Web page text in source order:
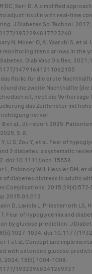
DC, Kerr D. A simplified
adjust insulin with real-time
J Diabetes Sci Technol.
1932296817723260
N, Moser O, Al Yaarubi S, et
monitoring trend arrows in the
Diab Vasc Dis Res.
14791641211062155
Risiko für die erste
und die zweite Nachthälfte
ist, hebt die Vorhersage
das Zeitfenster mit
hervor.
B et al., dt-report 2025:
S. 8,
Y, Li S, Zou Y, et al. Fear of
2 diabetes: a systematic
doi:10.1111/jocn.15538
L, Polonsky WH, Hessler DM, et
of diabetes distress in adults
Complications.
D, Laviola L, Priesterroth LS,
T. Fear of hypoglycemia and
by glucose prediction. J
1034. doi:10.1177/
T et al. Concept and
with extended glucose
2024; 18(5):1004-1008.
19322968241269927